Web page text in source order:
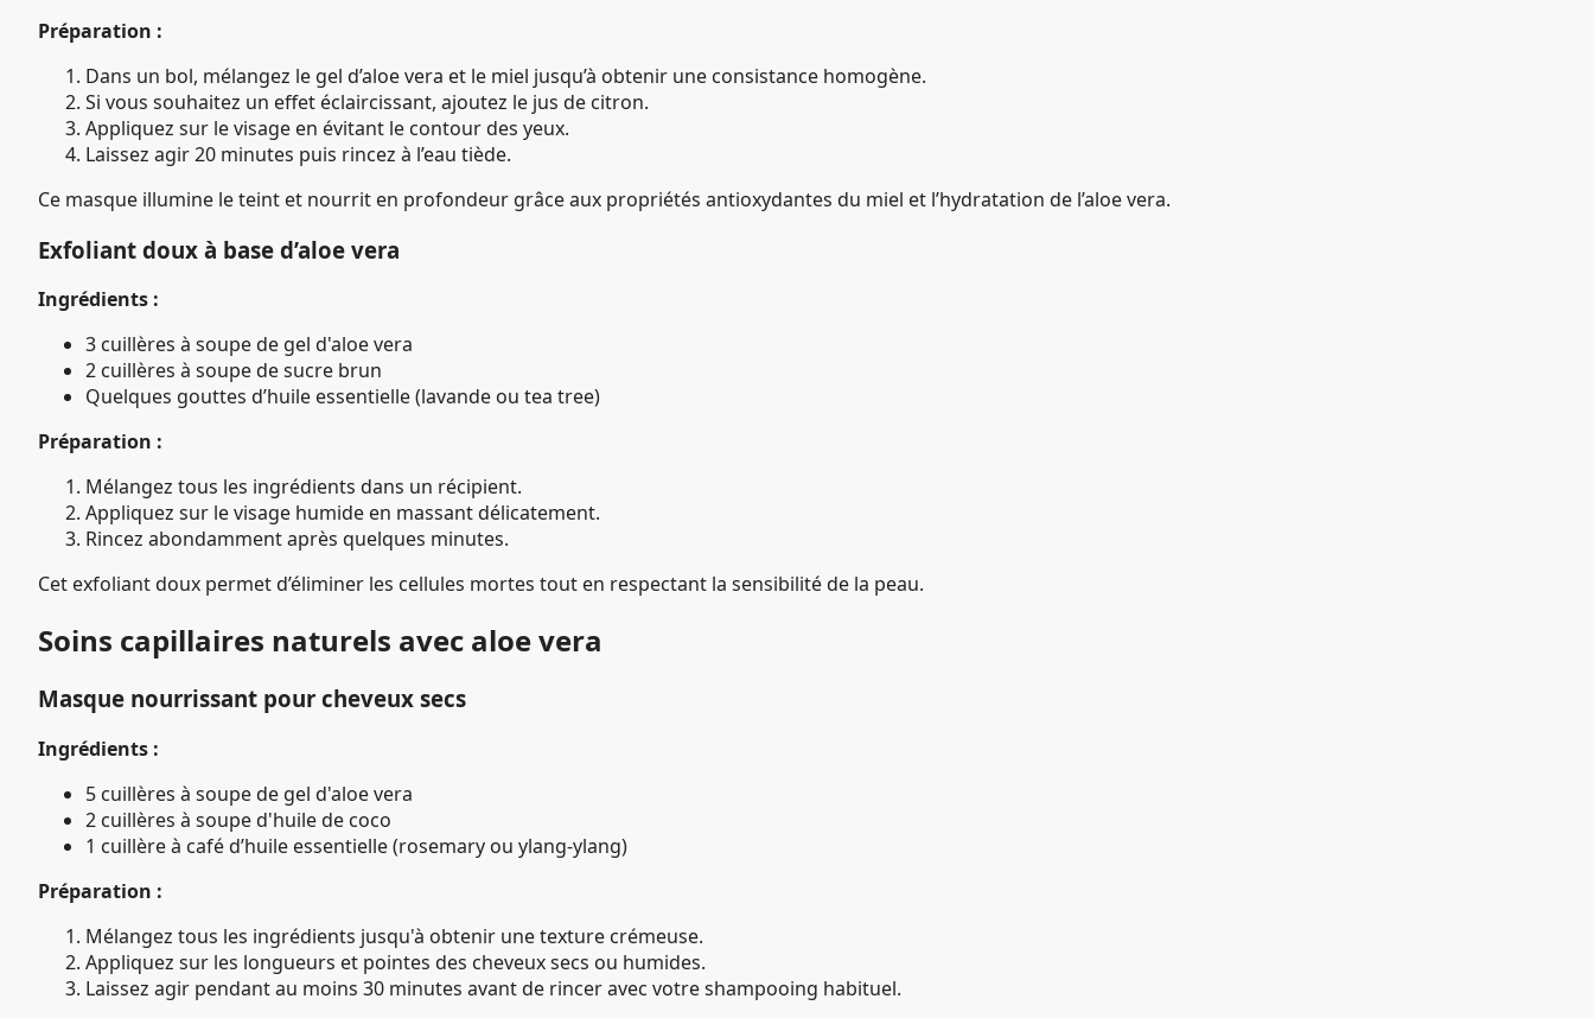
Préparation :
Dans un bol, mélangez le gel d’aloe vera et le miel jusqu’à obtenir une consistance homogène.
Si vous souhaitez un effet éclaircissant, ajoutez le jus de citron.
Appliquez sur le visage en évitant le contour des yeux.
Laissez agir 20 minutes puis rincez à l’eau tiède.
Ce masque illumine le teint et nourrit en profondeur grâce aux propriétés antioxydantes du miel et l’hydratation de l’aloe vera.
Exfoliant doux à base d’aloe vera
Ingrédients :
3 cuillères à soupe de gel d'aloe vera
2 cuillères à soupe de sucre brun
Quelques gouttes d’huile essentielle (lavande ou tea tree)
Préparation :
Mélangez tous les ingrédients dans un récipient.
Appliquez sur le visage humide en massant délicatement.
Rincez abondamment après quelques minutes.
Cet exfoliant doux permet d’éliminer les cellules mortes tout en respectant la sensibilité de la peau.
Soins capillaires naturels avec aloe vera
Masque nourrissant pour cheveux secs
Ingrédients :
5 cuillères à soupe de gel d'aloe vera
2 cuillères à soupe d'huile de coco
1 cuillère à café d’huile essentielle (rosemary ou ylang-ylang)
Préparation :
Mélangez tous les ingrédients jusqu'à obtenir une texture crémeuse.
Appliquez sur les longueurs et pointes des cheveux secs ou humides.
Laissez agir pendant au moins 30 minutes avant de rincer avec votre shampooing habituel.